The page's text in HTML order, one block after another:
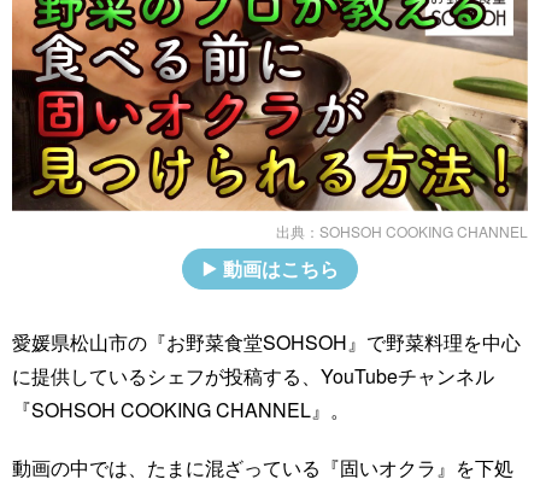
出典： SOHSOH COOKING CHANNEL
動画はこちら
愛媛県松山市の『お野菜食堂SOHSOH』で野菜料理を中心
に提供しているシェフが投稿する、YouTubeチャンネル
『SOHSOH COOKING CHANNEL』。
動画の中では、たまに混ざっている『固いオクラ』を下処